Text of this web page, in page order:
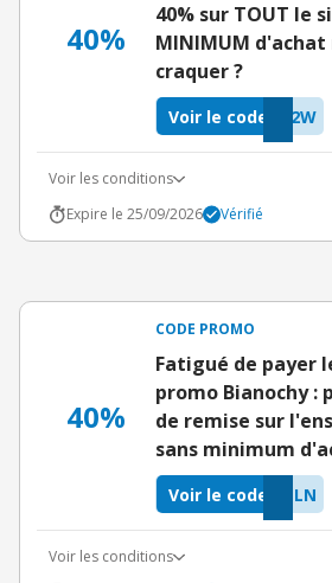
40%
40% sur TOUT le
MINIMUM
craquer ?
V2W
Voir le code
Voir les conditions
Expire le 25/09/2026
Vérifié
40%
CODE PROMO
Fatigué de payer
promo Bianochy :
de remise sur
sans minimum
PLN
Voir le code
Voir les conditions